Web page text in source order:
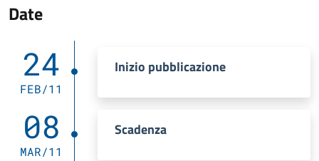
Date
24
FEB/11
Inizio pubblicazione
08
MAR/11
Scadenza